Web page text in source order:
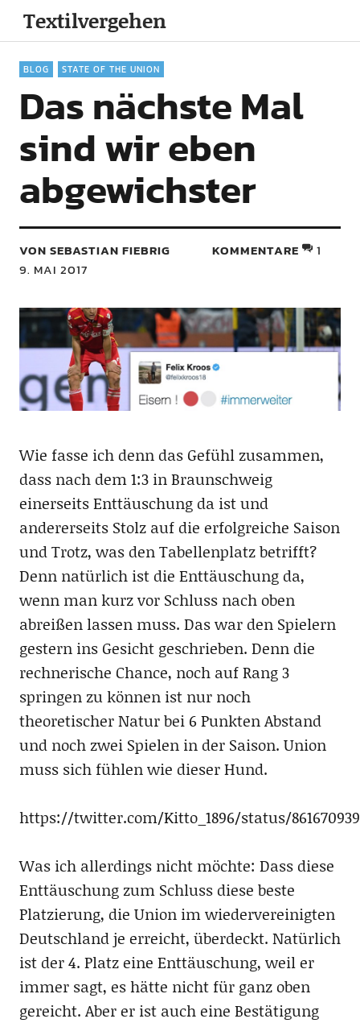
Textilvergehen
BLOG STATE OF THE UNION
Das nächste Mal
sind wir eben
abgewichster
VON SEBASTIAN FIEBRIG
9. MAI 2017
KOMMENTARE 1
Wie fasse ich denn das Gefühl zusammen,
dass nach dem 1:3 in Braunschweig
einerseits Enttäuschung da ist und
andererseits Stolz auf die erfolgreiche Saison
und Trotz, was den Tabellenplatz betrifft?
Denn natürlich ist die Enttäuschung da,
wenn man kurz vor Schluss nach oben
abreißen lassen muss. Das war den Spielern
gestern ins Gesicht geschrieben. Denn die
rechnerische Chance, noch auf Rang 3
springen zu können ist nur noch
theoretischer Natur bei 6 Punkten Abstand
und noch zwei Spielen in der Saison. Union
muss sich fühlen wie dieser Hund.
https://twitter.com/Kitto_1896/status/
Was ich allerdings nicht möchte: Dass diese
Enttäuschung zum Schluss diese beste
Platzierung, die Union im wiedervereinigten
Deutschland je erreicht, überdeckt. Natürlich
ist der 4. Platz eine Enttäuschung, weil er
immer sagt, es hätte nicht für ganz oben
gereicht. Aber er ist auch eine Bestätigung